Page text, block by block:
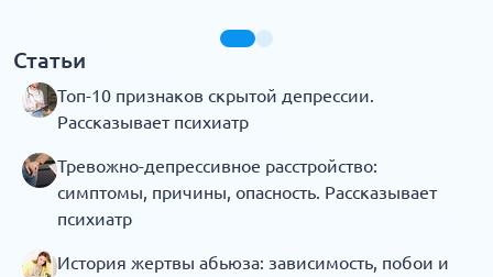
Статьи
Топ-10 признаков скрытой депрессии.
Рассказывает психиатр
Тревожно-депрессивное расстройство:
симптомы, причины, опасность. Рассказывает
психиатр
История жертвы абьюза: зависимость, побои и